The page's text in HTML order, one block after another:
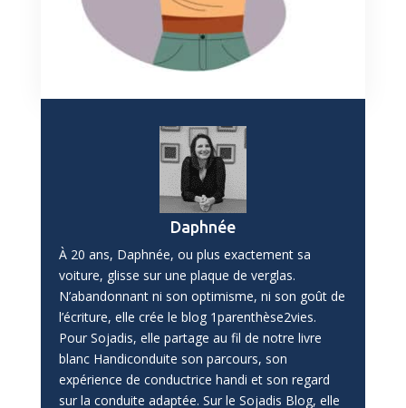
Daphnée
À 20 ans, Daphnée, ou plus exactement sa
voiture, glisse sur une plaque de verglas.
N’abandonnant ni son optimisme, ni son goût de
l’écriture, elle crée le blog 1parenthèse2vies.
Pour Sojadis, elle partage au fil de notre livre
blanc Handiconduite son parcours, son
expérience de conductrice handi et son regard
sur la conduite adaptée. Sur le Sojadis Blog, elle